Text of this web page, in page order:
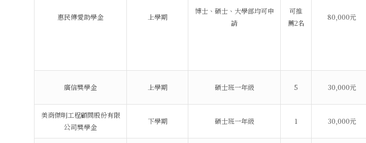
惠民傳愛助學金 上學期
博士、碩士、大學部均可申
請
可推
薦2名
80,000元
廣信獎學金 上學期 碩士班一年級 5 30,000元
美商傑明工程顧問股份有限
公司獎學金
下學期 碩士班一年級 1 30,000元